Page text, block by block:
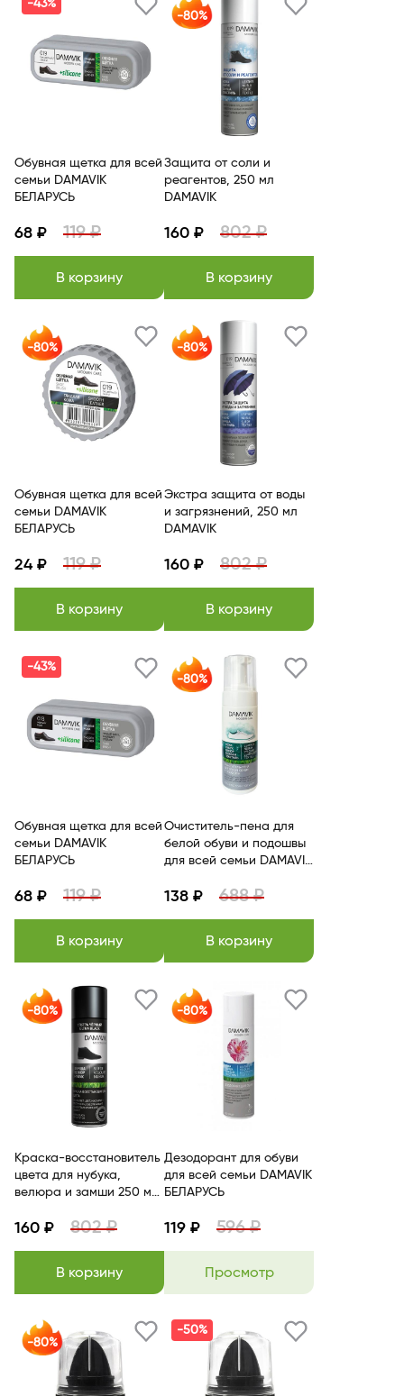
-43%
Обувная щетка для всей
семьи DAMAVIK
БЕЛАРУСЬ
68 ₽ 119 ₽
В корзину
-80%
Защита от соли и
реагентов, 250 мл
DAMAVIK
160 ₽ 802 ₽
В корзину
-80%
Обувная щетка для всей
семьи DAMAVIK
БЕЛАРУСЬ
24 ₽ 119 ₽
В корзину
-80%
Экстра защита от воды
и загрязнений, 250 мл
DAMAVIK
160 ₽ 802 ₽
В корзину
-43%
Обувная щетка для всей
семьи DAMAVIK
БЕЛАРУСЬ
68 ₽ 119 ₽
В корзину
-80%
Очиститель-пена для
белой обуви и подошвы
для всей семьи DAMAVIK
138 ₽ 688 ₽
В корзину
-80%
Краска-восстановитель
цвета для нубука,
велюра и замши 250 мл
160 ₽ 802 ₽
В корзину
-80%
Дезодорант для обуви
для всей семьи DAMAVIK
БЕЛАРУСЬ
119 ₽ 596 ₽
Просмотр
-80%
-50%